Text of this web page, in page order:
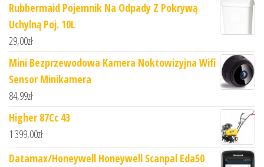
Rubbermaid Pojemnik Na Odpady Z Pokrywą
Uchylną Poj. 10L
29,00zł
Mini Bezprzewodowa Kamera Noktowizyjna Wifi
Sensor Minikamera
84,99zł
Higher 87Cc 43
1 399,00zł
Datamax/Honeywell Honeywell Scanpal Eda50